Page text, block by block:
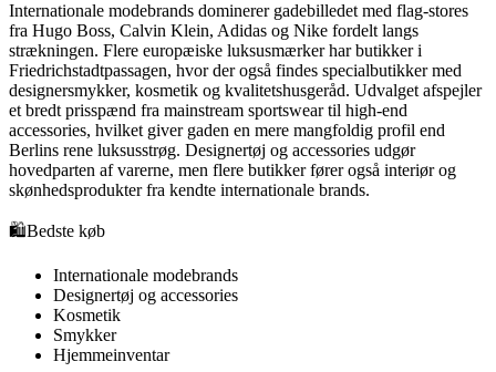
Internationale modebrands dominerer gadebilledet med flag-stores
fra Hugo Boss, Calvin Klein, Adidas og Nike fordelt langs
strækningen. Flere europæiske luksusmærker har butikker i
Friedrichstadtpassagen, hvor der også findes specialbutikker med
designersmykker, kosmetik og kvalitetshusgeråd. Udvalget afspejler
et bredt prisspænd fra mainstream sportswear til high-end
accessories, hvilket giver gaden en mere mangfoldig profil end
Berlins rene luksusstrøg. Designertøj og accessories udgør
hovedparten af varerne, men flere butikker fører også interiør og
skønhedsprodukter fra kendte internationale brands.
🛍️Bedste køb
Internationale modebrands
Designertøj og accessories
Kosmetik
Smykker
Hjemmeinventar